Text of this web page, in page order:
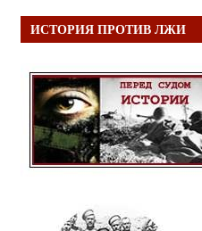
ИСТОРИЯ ПРОТИВ ЛЖИ